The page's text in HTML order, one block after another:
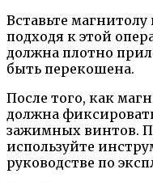
Вставьте магнитолу
подходя к этой
должна плотно
быть перекошена.
После того, как
должна
зажимных винтов.
используйте
руководстве по